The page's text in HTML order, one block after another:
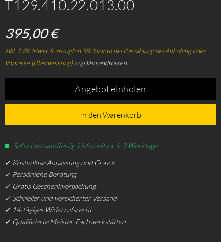
T129.410.22.013.00
395,00 €
inkl. 19% Mwst & abzüglich 5% Skonto bei Barzahlung bei Abholung oder
Vorkasse (Überweisung)zzgl.Versandkosten
Angebot einholen
In den Warenkorb
Sofort versandfertig, Lieferzeit ca. 1-3 Werktage
✓ Kostenlose Anpassung und Gravur
✓ Persönliche Beratung
✓ Gratis Geschenkverpackung
✓ Schneller und versicherter Versand
✓ 14-tägiges Widerrufsrecht
✓ Qualifizierte Meister-Fachwerkstätten